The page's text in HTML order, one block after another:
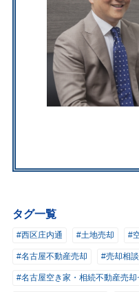
タグ一覧
#西区庄内通 #土地売却 #
#名古屋不動産売却 #売却相談
#名古屋空き家・相続不動産売却